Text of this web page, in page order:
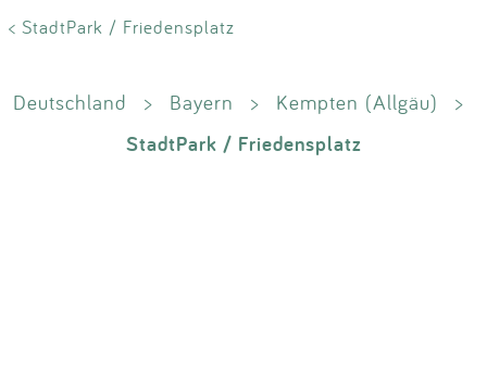
< StadtPark / Friedensplatz
Deutschland > Bayern > Kempten (Allgäu) >
StadtPark / Friedensplatz